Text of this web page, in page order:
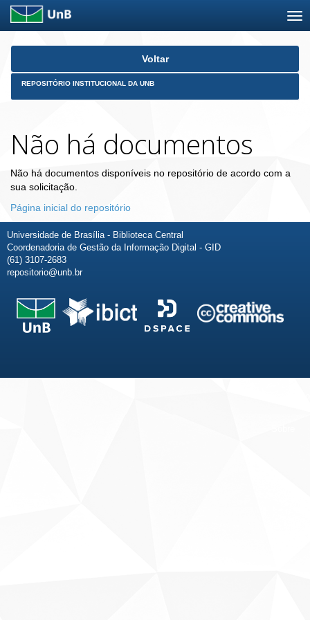
Skip
Voltar
REPOSITÓRIO INSTITUCIONAL DA UNB
Não há documentos
Não há documentos disponíveis no repositório de acordo com a
sua solicitação.
Página inicial do repositório
Universidade de Brasília - Biblioteca Central
Coordenadoria de Gestão da Informação Digital - GID
(61) 3107-2683
repositorio@unb.br